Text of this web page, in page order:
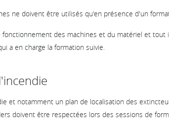
ne doivent être utilisés qu'en présence d'un
fonctionnement des machines et du matériel et
a en charge la formation suivie.
et notamment un plan de localisation des
doivent être respectées lors des sessions de